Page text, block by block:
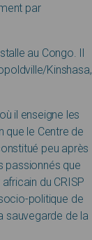
par
au Congo. Il
Kinshasa,
il enseigne les
que le Centre de
peu après
passionnés que
du CRISP
politique de
sauvegarde de la